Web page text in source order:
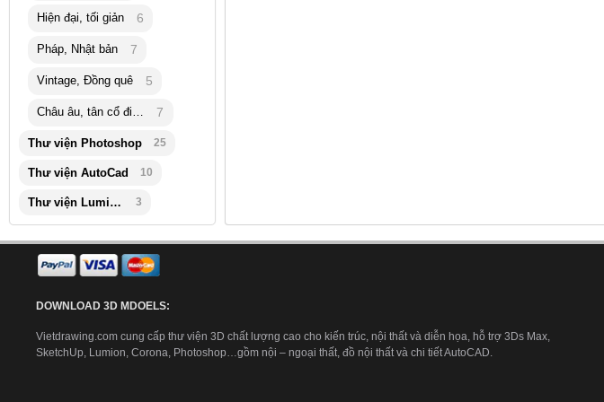
Hiện đại, tối giản 6
Pháp, Nhật bản 7
Vintage, Đồng quê 5
Châu âu, tân cổ điển 7
Thư viện Photoshop 25
Thư viện AutoCad 10
Thư viện Lumion 3
DOWNLOAD 3D MDOELS:
Vietdrawing.com cung cấp thư viện 3D chất lượng cao cho kiến trúc, nội thất và diễn họa, hỗ trợ 3Ds Max,
SketchUp, Lumion, Corona, Photoshop…gồm nội – ngoại thất, đồ nội thất và chi tiết AutoCAD.